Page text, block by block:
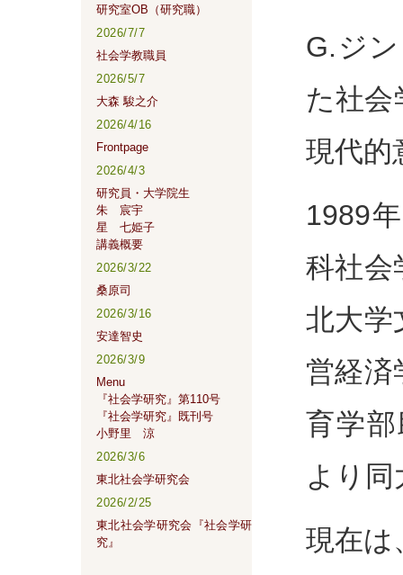
G.ジ
た社会
現代的
1989
科社会
北大学
営経済
育学
より
現在は
研究室OB（研究職）
2026/7/7
社会学教職員
2026/5/7
大森 駿之介
2026/4/16
Frontpage
2026/4/3
研究員・大学院生
朱 宸宇
星 七姫子
講義概要
2026/3/22
桑原司
2026/3/16
安達智史
2026/3/9
Menu
『社会学研究』第110号
『社会学研究』既刊号
小野里 涼
2026/3/6
東北社会学研究会
2026/2/25
東北社会学研究会『社会学研
究』